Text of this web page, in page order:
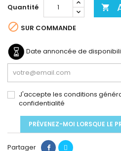
Quantité 
 SUR COMMANDE
Date annoncée de
J'accepte les conditions
confidentialité
PRÉVENEZ-MOI LORSQUE LE
Partager